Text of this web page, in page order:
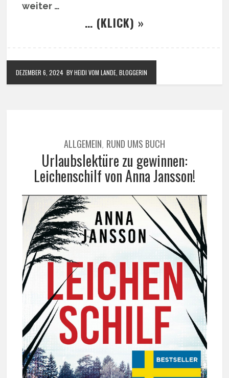
weiter …
… (KLICK) »
DEZEMBER 6, 2024 BY HEIDI VOM LANDE, BLOGGERIN
ALLGEMEIN, RUND UMS BUCH
Urlaubslektüre zu gewinnen:
Leichenschilf von Anna Jansson!